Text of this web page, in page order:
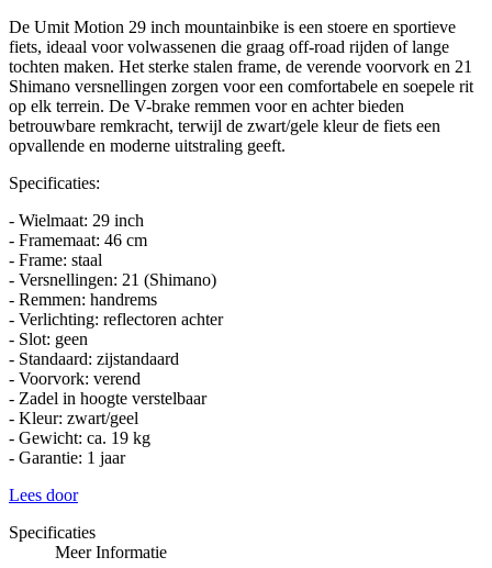
De Umit Motion 29 inch mountainbike is een stoere en sportieve
fiets, ideaal voor volwassenen die graag off-road rijden of lange
tochten maken. Het sterke stalen frame, de verende voorvork en 21
Shimano versnellingen zorgen voor een comfortabele en soepele rit
op elk terrein. De V-brake remmen voor en achter bieden
betrouwbare remkracht, terwijl de zwart/gele kleur de fiets een
opvallende en moderne uitstraling geeft.
Specificaties:
- Wielmaat: 29 inch
- Framemaat: 46 cm
- Frame: staal
- Versnellingen: 21 (Shimano)
- Remmen: handrems
- Verlichting: reflectoren achter
- Slot: geen
- Standaard: zijstandaard
- Voorvork: verend
- Zadel in hoogte verstelbaar
- Kleur: zwart/geel
- Gewicht: ca. 19 kg
- Garantie: 1 jaar
Lees door
Specificaties
Meer Informatie